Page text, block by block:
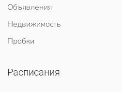
Объявления
Недвижимость
Пробки
Расписания